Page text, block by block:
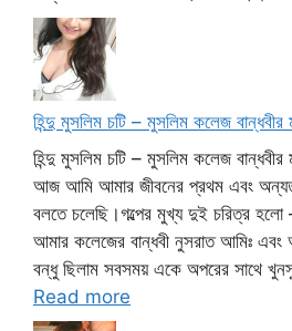
হিন্দু মুসলিম চটি – মুসলিম কলেজ বান্ধবীর
হিন্দু মুসলিম চটি – মুসলিম কলেজ বান্ধবীর
আজ আমি আমার জীবনের প্রথম এবং
বলতে চলেছি।গল্পের মুখ্য দুই চরিত্র
আমার কলেজের বান্ধবী নুসরাত আমিঃ
বন্ধু ছিলাম সবসময় একে অপরের সাথে
Read more